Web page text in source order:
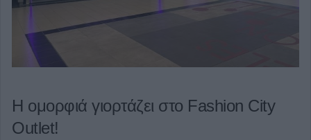
Η ομορφιά γιορτάζει στο Fashion City
Outlet!